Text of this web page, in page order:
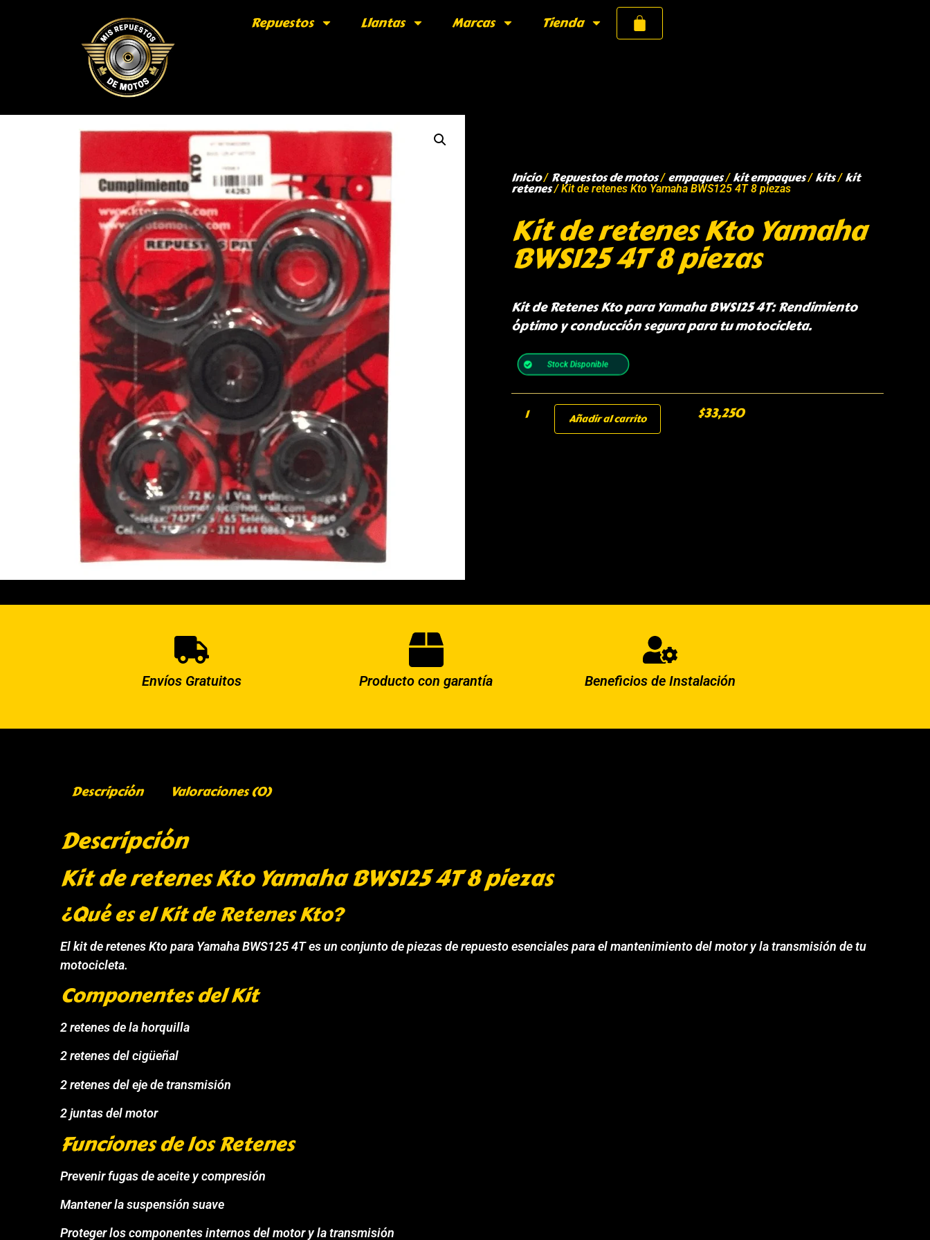
Repuestos Llantas Marcas Tienda
Inicio/ Repuestos de motos/ empaques/ kit empaques/ kits/ kit
retenes/ Kit de retenes Kto Yamaha BWS125 4T 8 piezas
Kit de retenes Kto Yamaha
BWS125 4T 8 piezas
Kit de Retenes Kto para Yamaha BWS125 4T: Rendimiento
óptimo y conducción segura para tu motocicleta.
Stock Disponible
$33,250
Añadir al carrito
Envíos Gratuitos Producto con garantía Beneficios de Instalación
Descripción Valoraciones (0)
Descripción
Kit de retenes Kto Yamaha BWS125 4T 8 piezas
¿Qué es el Kit de Retenes Kto?
El kit de retenes Kto para Yamaha BWS125 4T es un conjunto de piezas de repuesto esenciales para el mantenimiento del motor y la transmisión de tu
motocicleta.
Componentes del Kit
2 retenes de la horquilla
2 retenes del cigüeñal
2 retenes del eje de transmisión
2 juntas del motor
Funciones de los Retenes
Prevenir fugas de aceite y compresión
Mantener la suspensión suave
Proteger los componentes internos del motor y la transmisión